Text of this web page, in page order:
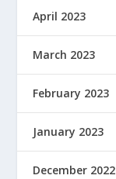
April 2023
March 2023
February 2023
January 2023
December 2022